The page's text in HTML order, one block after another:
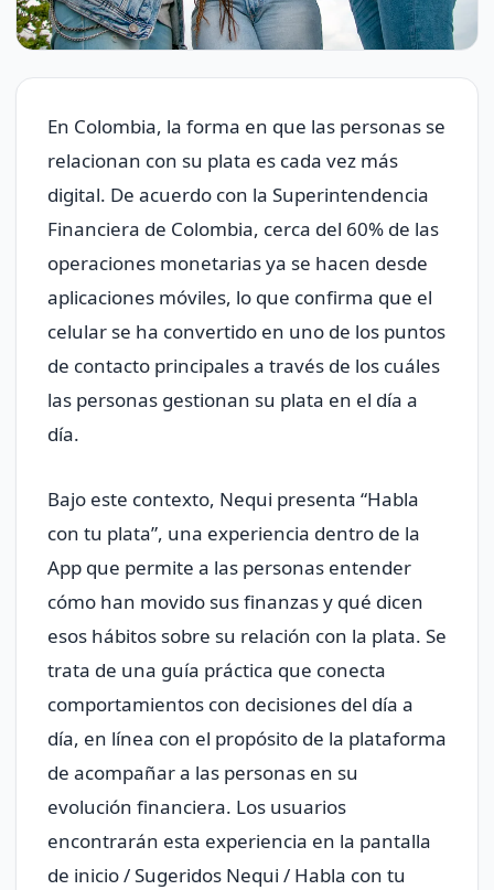
En Colombia, la forma en que las personas se
relacionan con su plata es cada vez más
digital. De acuerdo con la Superintendencia
Financiera de Colombia, cerca del 60% de las
operaciones monetarias ya se hacen desde
aplicaciones móviles, lo que confirma que el
celular se ha convertido en uno de los puntos
de contacto principales a través de los cuáles
las personas gestionan su plata en el día a
día.
Bajo este contexto, Nequi presenta “Habla
con tu plata”, una experiencia dentro de la
App que permite a las personas entender
cómo han movido sus finanzas y qué dicen
esos hábitos sobre su relación con la plata. Se
trata de una guía práctica que conecta
comportamientos con decisiones del día a
día, en línea con el propósito de la plataforma
de acompañar a las personas en su
evolución financiera. Los usuarios
encontrarán esta experiencia en la pantalla
de inicio / Sugeridos Nequi / Habla con tu